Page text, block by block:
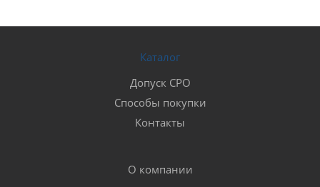
Каталог
Допуск СРО
Способы покупки
Контакты
О компании